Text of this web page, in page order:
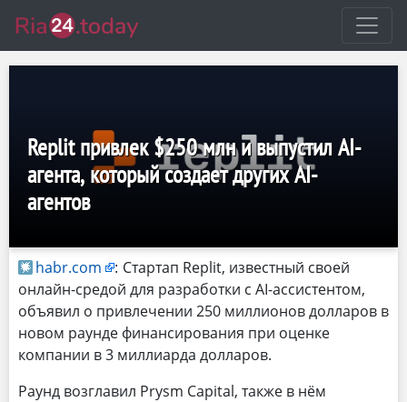
Replit привлек $250 млн и выпустил AI-
агента, который создает других AI-
агентов
habr.com : Стартап Replit, известный своей
онлайн-средой для разработки с AI-ассистентом,
объявил о привлечении 250 миллионов долларов в
новом раунде финансирования при оценке
компании в 3 миллиарда долларов.
Раунд возглавил Prysm Capital, также в нём